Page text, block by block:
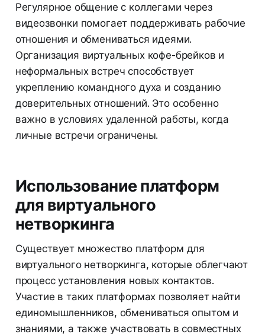
Регулярное общение с коллегами через
видеозвонки помогает поддерживать рабочие
отношения и обмениваться идеями.
Организация виртуальных кофе-брейков и
неформальных встреч способствует
укреплению командного духа и созданию
доверительных отношений. Это особенно
важно в условиях удаленной работы, когда
личные встречи ограничены.
Использование платформ
для виртуального
нетворкинга
Существует множество платформ для
виртуального нетворкинга, которые облегчают
процесс установления новых контактов.
Участие в таких платформах позволяет найти
единомышленников, обмениваться опытом и
знаниями, а также участвовать в совместных